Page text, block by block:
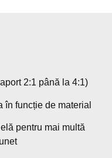
2:1 până la 4:1)
funcție de material
pentru mai multă